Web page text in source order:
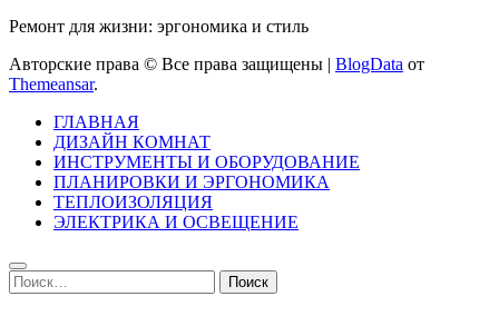
Ремонт для жизни: эргономика и стиль
Авторские права © Все права защищены | BlogData от
Themeansar.
ГЛАВНАЯ
ДИЗАЙН КОМНАТ
ИНСТРУМЕНТЫ И ОБОРУДОВАНИЕ
ПЛАНИРОВКИ И ЭРГОНОМИКА
ТЕПЛОИЗОЛЯЦИЯ
ЭЛЕКТРИКА И ОСВЕЩЕНИЕ
Найти: